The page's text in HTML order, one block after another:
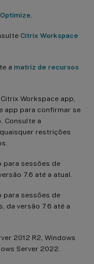
Optimize
Citrix Workspace
a matriz de recursos
Workspace app,
app para confirmar se
Consulte a
restrições
para sessões de
7.6 até a atual.
para sessões de
da versão 7.6 até a
2012 R2, Windows
Server 2022.